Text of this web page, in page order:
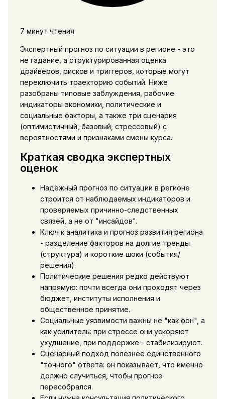
7 минут чтения
Экспертный прогноз по ситуации в регионе - это
не гадание, а структурированная оценка
драйверов, рисков и триггеров, которые могут
переключить траекторию событий. Ниже
разобраны типовые заблуждения, рабочие
индикаторы экономики, политические и
социальные факторы, а также три сценария
(оптимистичный, базовый, стрессовый) с
вероятностями и признаками смены курса.
Краткая сводка экспертных
оценок
Надёжный прогноз по ситуации в регионе
строится от наблюдаемых индикаторов и
проверяемых причинно-следственных
связей, а не от "инсайдов".
Ключ к аналитика и прогноз развития региона
- разделение факторов на долгие тренды
(структура) и короткие шоки (события/
решения).
Политические решения редко действуют
напрямую: почти всегда они проходят через
бюджет, институты исполнения и
общественное принятие.
Социальные уязвимости важны не "как фон", а
как усилитель: при стрессе они ускоряют
ухудшение, при поддержке - стабилизируют.
Сценарный подход полезнее единственного
"точного" ответа: он показывает, что именно
должно случиться, чтобы прогноз
пересобрался.